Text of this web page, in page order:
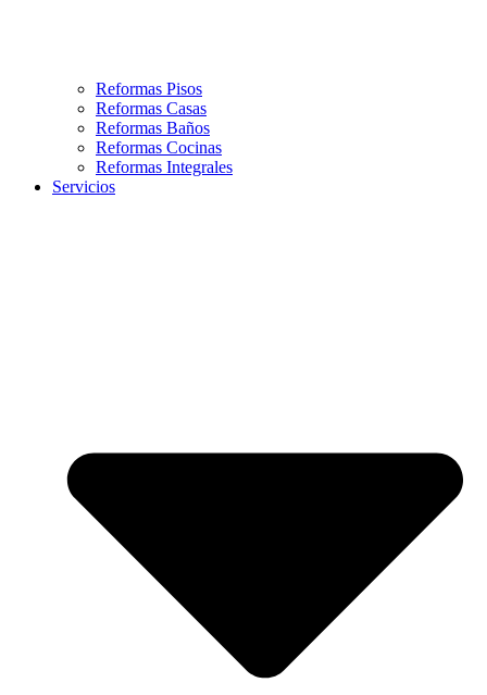
Reformas Pisos
Reformas Casas
Reformas Baños
Reformas Cocinas
Reformas Integrales
Servicios